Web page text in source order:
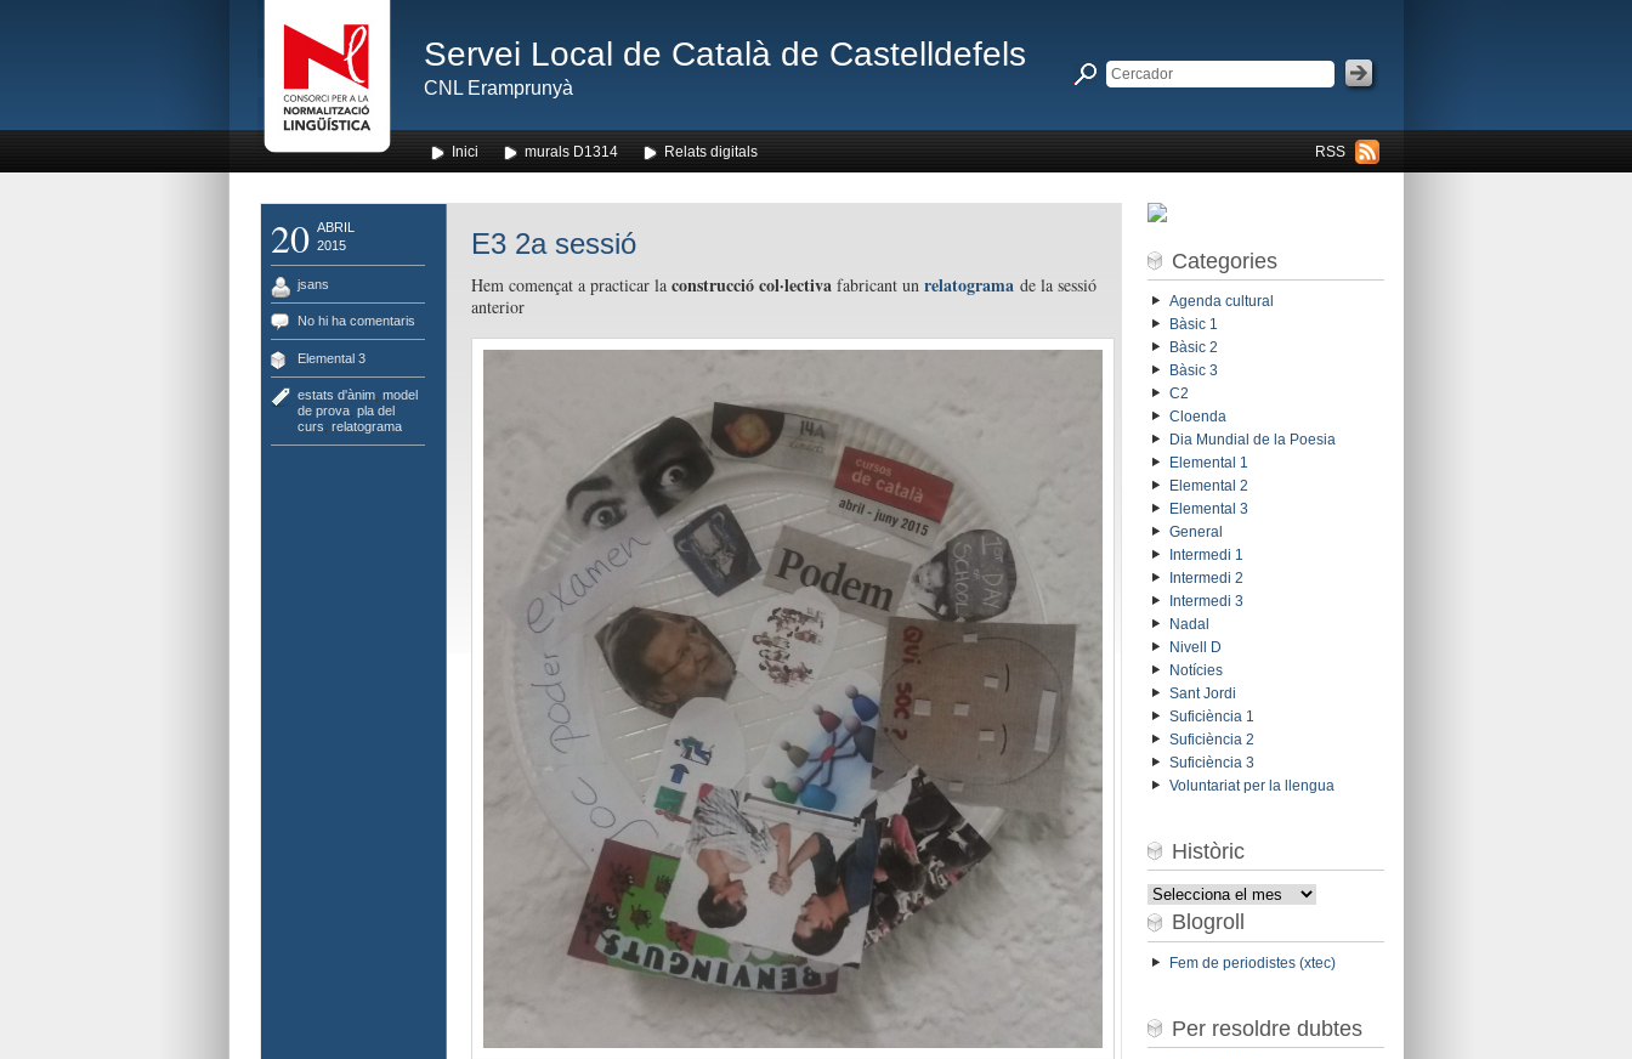
Servei Local de Català de Castelldefels
CNL Eramprunyà
RSS
Inici murals D1314 Relats digitals
20 ABRIL
2015
jsans
No hi ha comentaris
Elemental 3
estats d'ànim, model
de prova, pla del
curs relatograma
E3 2a sessió
Hem començat a practicar la construcció col·lectivafabricant unrelatograma de la sessió
anterior
Categories
Agenda cultural
Bàsic 1
Bàsic 2
Bàsic 3
C2
Cloenda
Dia Mundial de la Poesia
Elemental 1
Elemental 2
Elemental 3
General
Intermedi 1
Intermedi 2
Intermedi 3
Nadal
Nivell D
Notícies
Sant Jordi
Suficiència 1
Suficiència 2
Suficiència 3
Voluntariat per la llengua
Històric
Històric
Blogroll
Fem de periodistes (xtec)
Per resoldre dubtes